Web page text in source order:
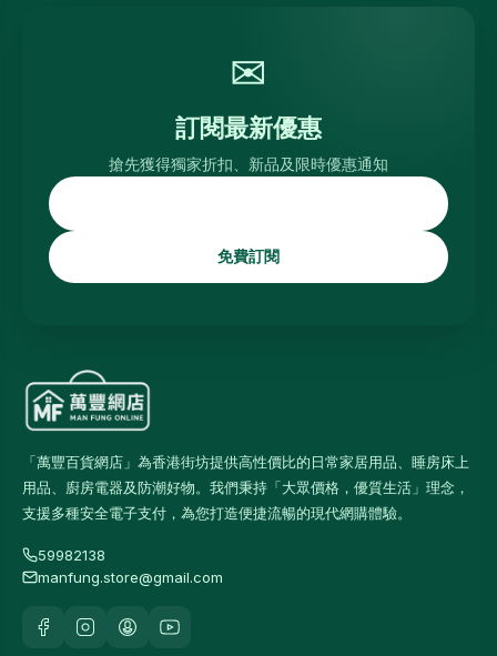
✉
訂閱最新優惠
搶先獲得獨家折扣、新品及限時優惠通知
免費訂閱
「萬豐百貨網店」為香港街坊提供高性價比的日常家居用品、睡房床上
用品、廚房電器及防潮好物。我們秉持「大眾價格，優質生活」理念，
支援多種安全電子支付，為您打造便捷流暢的現代網購體驗。
59982138
manfung.store@gmail.com